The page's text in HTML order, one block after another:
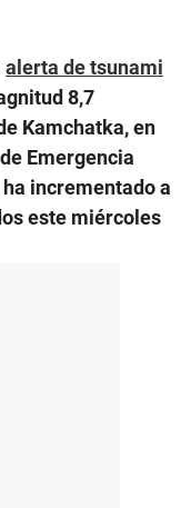
alerta de tsunami
8,7
Kamchatka, en
Emergencia
incrementado a
este miércoles